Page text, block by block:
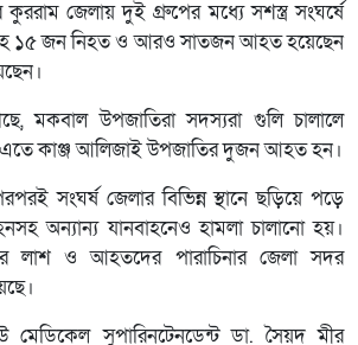
জেলায় দুই গ্রুপের মধ্যে সশস্ত্র সংঘর্ষে
১৫ জন নিহত ও আরও সাতজন আহত হয়েছেন
মকবাল উপজাতিরা সদস্যরা গুলি চালালে
এতে কাঞ্জ আলিজাই উপজাতির দুজন আহত হন।
সংঘর্ষ জেলার বিভিন্ন স্থানে ছড়িয়ে পড়ে
অন্যান্য যানবাহনেও হামলা চালানো হয়।
লাশ ও আহতদের পারাচিনার জেলা সদর
মেডিকেল সুপারিনটেনডেন্ট ডা. সৈয়দ মীর